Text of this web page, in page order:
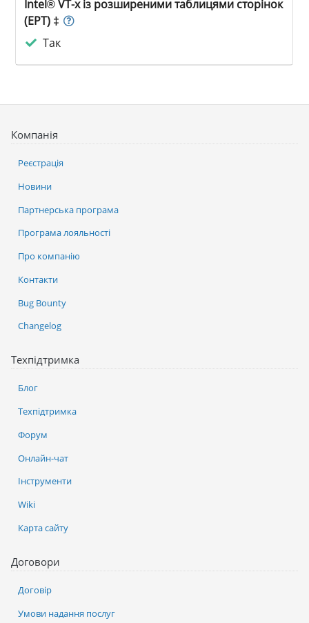
Intel® VT-x із розширеними таблицями сторінок
(EPT) ‡
Так
Компанія
Реєстрація
Новини
Партнерська програма
Програма лояльності
Про компанію
Контакти
Bug Bounty
Changelog
Техпідтримка
Блог
Техпідтримка
Форум
Онлайн-чат
Інструменти
Wiki
Карта сайту
Договори
Договір
Умови надання послуг